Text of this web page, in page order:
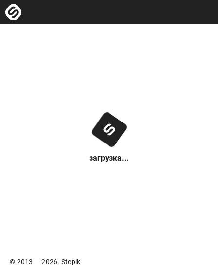
загрузка...
© 2013 — 2026. Stepik